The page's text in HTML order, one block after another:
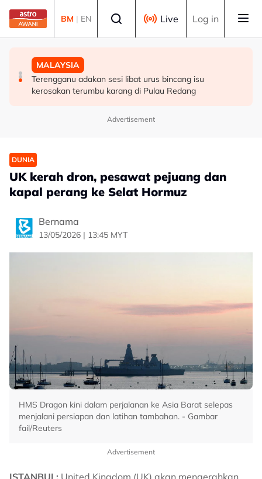
Skip to main content
BM | EN Live Log in
HIBURAN
M. Nasir pilih Aliff Aziz, Melinda Dadew hidupkan kisah
Mansur & Liu
DUNIA
Sultan Brunei titah gelaran diraja isteri Putera Abdul
Malik ditarik balik serta-merta
MALAYSIA
Terengganu adakan sesi libat urus bincang isu
kerosakan terumbu karang di Pulau Redang
Advertisement
DUNIA
UK kerah dron, pesawat pejuang dan
kapal perang ke Selat Hormuz
Bernama
13/05/2026 | 13:45 MYT
HMS Dragon kini dalam perjalanan ke Asia Barat selepas
menjalani persiapan dan latihan tambahan. - Gambar
fail/Reuters
Advertisement
ISTANBUL: United Kingdom (UK) akan mengerahkan